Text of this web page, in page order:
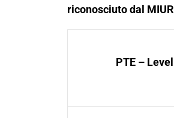
riconosciuto dal MIUR
PTE –